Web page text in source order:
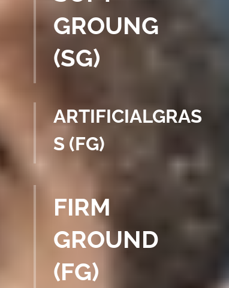
GROUNG
(SG)
ARTIFICIALGRAS
S (FG)
FIRM
GROUND
(FG)